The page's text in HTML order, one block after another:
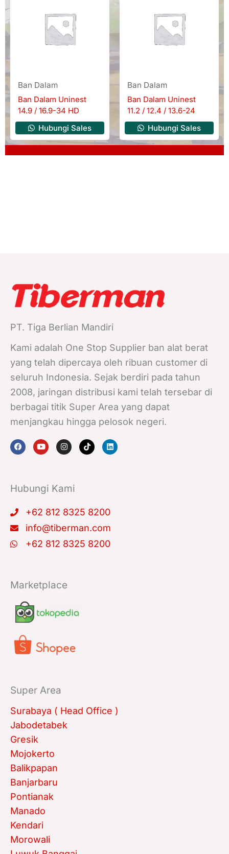
Ban Dalam
Ban Dalam Uninest
14.9 / 16.9-34 HD
Hubungi Sales
Ban Dalam
Ban Dalam Uninest
11.2 / 12.4 / 13.6-24
Hubungi Sales
PT. Tiga Berlian Mandiri
Kami adalah One Stop Supplier ban alat berat
yang telah dipercaya oleh ribuan customer di
seluruh Indonesia. Sejak berdiri pada tahun
2008, jaringan distribusi kami telah tersebar di
berbagai titik Super Area yang dapat
menjangkau hingga pelosok negeri.
a
c
e
k
o
u
t
n
s
t
a
m
i
k
t
i
n
k
Hubungi Kami
+62 812 8325 8200
info@tiberman.com
+62 812 8325 8200
Marketplace
Super Area
Surabaya ( Head Office )
Jabodetabek
Gresik
Mojokerto
Balikpapan
Banjarbaru
Pontianak
Manado
Kendari
Morowali